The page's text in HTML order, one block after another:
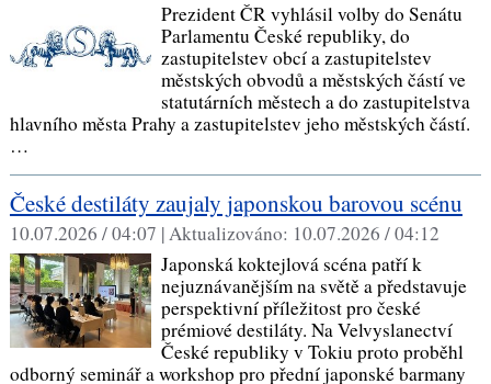
Prezident ČR vyhlásil volby do Senátu
Parlamentu České republiky, do
zastupitelstev obcí a zastupitelstev
městských obvodů a městských částí ve
statutárních městech a do zastupitelstva
hlavního města Prahy a zastupitelstev jeho městských částí.
…
České destiláty zaujaly japonskou barovou scénu
10.07.2026 / 04:07 |Aktualizováno: 10.07.2026 / 04:12
Japonská koktejlová scéna patří k
nejuznávanějším na světě a představuje
perspektivní příležitost pro české
prémiové destiláty. Na Velvyslanectví
České republiky v Tokiu proto proběhl
odborný seminář a workshop pro přední japonské barmany